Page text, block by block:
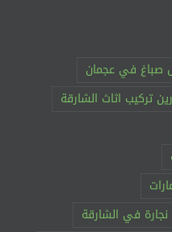
صباغ في عجمان
تركيب اثاث الشارقة
نجارة في الشارقة